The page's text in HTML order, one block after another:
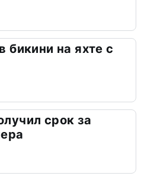
бикини на яхте с
срок за